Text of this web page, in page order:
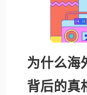
为什么海
背后的真